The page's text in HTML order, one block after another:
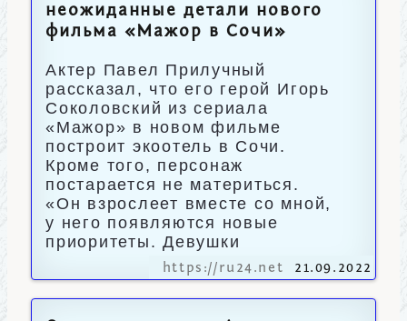
неожиданные детали нового
фильма «Мажор в Сочи»
Актер Павел Прилучный
рассказал, что его герой Игорь
Соколовский из сериала
«Мажор» в новом фильме
построит экоотель в Сочи.
Кроме того, персонаж
постарается не материться.
«Он взрослеет вместе со мной,
у него появляются новые
приоритеты. Девушки
https://ru24.net 21.09.2022